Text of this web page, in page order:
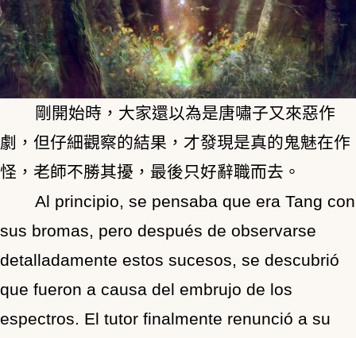
剛開始時，大家還以為是唐嘯子又來惡作
劇，但仔細觀察的結果，才發現是真的鬼魅在作
怪，老師不勝其擾，最後只好辭職而去。
Al principio, se pensaba que era Tang con
sus bromas, pero después de observarse
detalladamente estos sucesos, se descubrió
que fueron a causa del embrujo de los
espectros. El tutor finalmente renunció a su